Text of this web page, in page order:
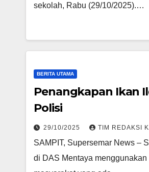
sekolah, Rabu (29/10/2025).…
BERITA UTAMA
Penangkapan Ikan
Polisi
29/10/2025 TIM REDAKSI
SAMPIT, Supersemar News –
di DAS Mentaya